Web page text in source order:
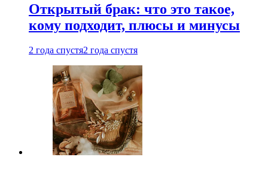
Открытый брак: что это такое,
кому подходит, плюсы и минусы
2 года спустя2 года спустя